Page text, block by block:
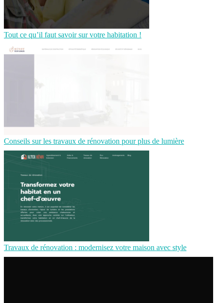
Tout ce qu’il faut savoir sur votre habitation !
Conseils sur les travaux de rénovation pour plus de lumière
Travaux de rénovation : modernisez votre maison avec style